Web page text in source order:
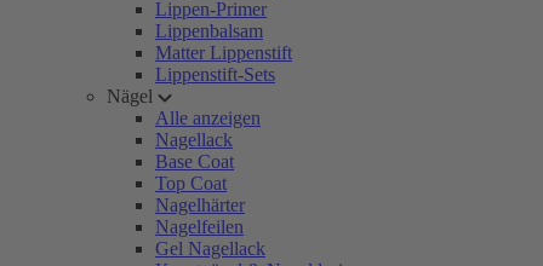
Lippen-Primer
Lippenbalsam
Matter Lippenstift
Lippenstift-Sets
Nägel
Alle anzeigen
Nagellack
Base Coat
Top Coat
Nagelhärter
Nagelfeilen
Gel Nagellack